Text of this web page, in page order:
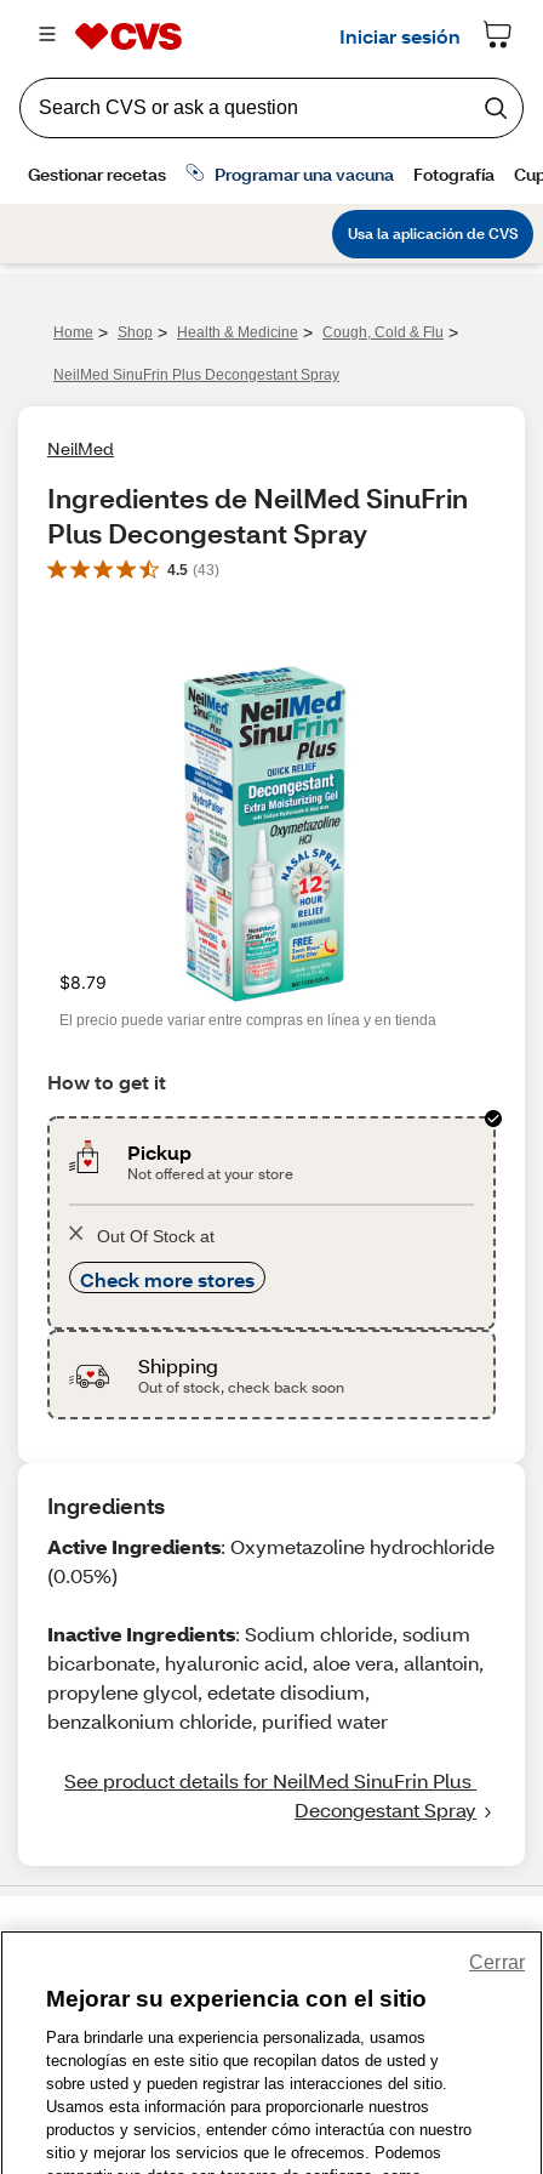
Home > Shop > Health & Medicine > Cough, Cold & Flu >
NeilMed SinuFrin Plus Decongestant Spray
NeilMed
Ingredientes de NeilMed SinuFrin
Plus Decongestant Spray
4.5 (43)
$8.79
El precio puede variar entre compras en línea y en tienda
How to get it
Pickup
Not offered at your store
Out Of Stock at
Check more stores
Shipping
Out of stock, check back soon
Ingredients
Active Ingredients: Oxymetazoline hydrochloride
(0.05%)
Inactive Ingredients: Sodium chloride, sodium
bicarbonate, hyaluronic acid, aloe vera, allantoin,
propylene glycol, edetate disodium,
benzalkonium chloride, purified water
See product details for NeilMed SinuFrin Plus
Decongestant Spray
1-800-679-9691 | Contáctenos | Términos de Uso | Accesibilidad
Política de Privacidad | WA Privacy Policy | Mapa del sitio
Zona de Bienestar | © 1999 - 2026 CVS.com
Mejorar su experiencia con el sitio
Para brindarle una experiencia personalizada, usamos
tecnologías en este sitio que recopilan datos de usted y
sobre usted y pueden registrar las interacciones del sitio.
Usamos esta información para proporcionarle nuestros
productos y servicios, entender cómo interactúa con nuestro
sitio y mejorar los servicios que le ofrecemos. Podemos
Cerrar